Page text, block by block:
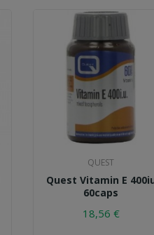
QUEST
Quest Vitamin E
60caps
18,56 €